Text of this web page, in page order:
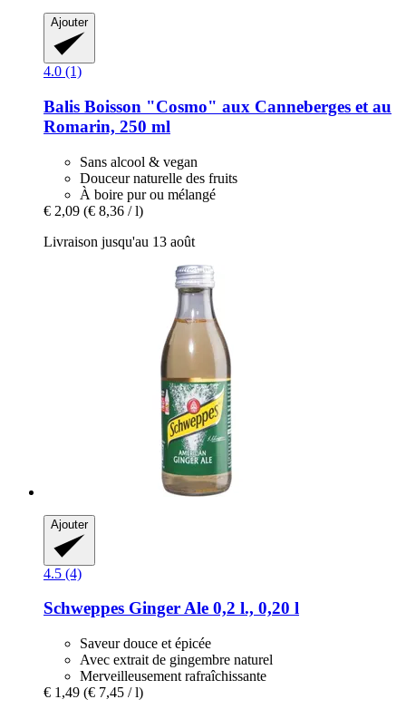
Ajouter
4.0 (1)
Balis Boisson "Cosmo" aux Canneberges et au
Romarin, 250 ml
Sans alcool & vegan
Douceur naturelle des fruits
À boire pur ou mélangé
€ 2,09 (€ 8,36 / l)
Livraison jusqu'au 13 août
Ajouter
4.5 (4)
Schweppes Ginger Ale 0,2 l., 0,20 l
Saveur douce et épicée
Avec extrait de gingembre naturel
Merveilleusement rafraîchissante
€ 1,49 (€ 7,45 / l)